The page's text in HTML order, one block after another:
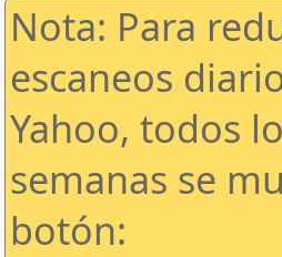
Nota: Para
escaneos
Yahoo, todos
semanas se
botón: